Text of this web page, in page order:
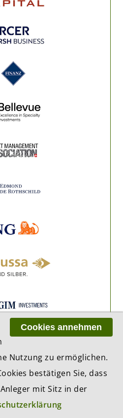
Cookies annehmen
Nutzung zu ermöglichen.
bestätigen Sie, dass
mit Sitz in der